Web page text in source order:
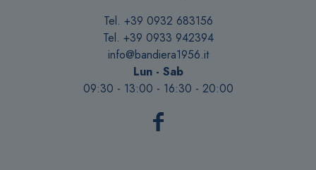
Tel. +39 0932 683156
Tel. +39 0933 942394
info@bandiera1956.it
Lun - Sab
09:30 - 13:00 - 16:30 - 20:00